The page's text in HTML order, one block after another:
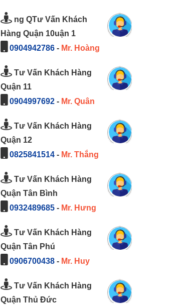
ng QTư Vấn Khách
Hàng Quận 10uận 1
0904942786- Mr. Hoàng
Tư Vấn Khách Hàng
Quận 11
0904997692- Mr. Quân
Tư Vấn Khách Hàng
Quận 12
0825841514- Mr. Thắng
Tư Vấn Khách Hàng
Quận Tân Bình
0932489685- Mr. Hưng
Tư Vấn Khách Hàng
Quận Tân Phú
0906700438- Mr. Huy
Tư Vấn Khách Hàng
Quận Thủ Đức